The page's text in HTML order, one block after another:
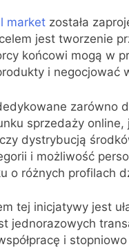
market została
jest tworzenie
końcowi mogą w
i negocjować
zarówno
sprzedaży
dystrybucją
i możliwość
o różnych profilach
tej inicjatywy jest
jednorazowych
i